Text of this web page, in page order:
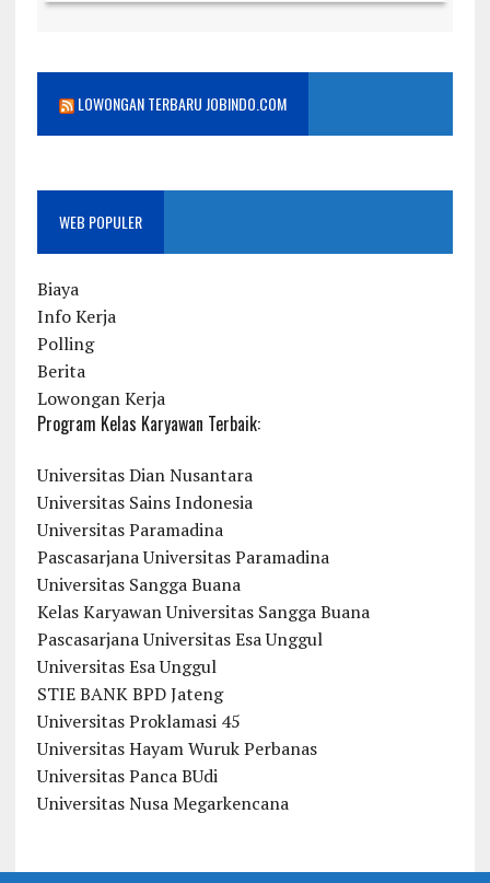
LOWONGAN TERBARU JOBINDO.COM
WEB POPULER
Biaya
Info Kerja
Polling
Berita
Lowongan Kerja
Program Kelas Karyawan Terbaik:
Universitas Dian Nusantara
Universitas Sains Indonesia
Universitas Paramadina
Pascasarjana Universitas Paramadina
Universitas Sangga Buana
Kelas Karyawan Universitas Sangga Buana
Pascasarjana Universitas Esa Unggul
Universitas Esa Unggul
STIE BANK BPD Jateng
Universitas Proklamasi 45
Universitas Hayam Wuruk Perbanas
Universitas Panca BUdi
Universitas Nusa Megarkencana